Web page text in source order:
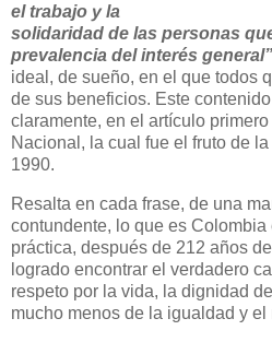
el trabajo y la
solidaridad de las personas
prevalencia del interés general”
ideal, de sueño, en el que todos
de sus beneficios. Este
claramente, en el artículo
Nacional, la cual fue el fruto de
1990.
Resalta en cada frase, de una
contundente, lo que es Colombia
práctica, después de 212 años
logrado encontrar el verdadero
respeto por la vida, la dignidad
mucho menos de la igualdad y